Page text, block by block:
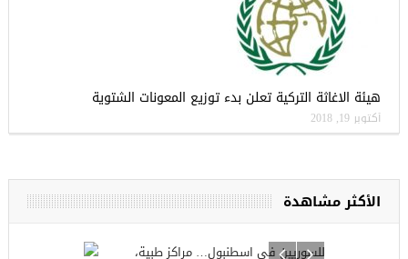
هيئة الاغاثة التركية تعلن بدء توزيع المعونات الشتوية
أكتوبر 19, 2018
الأكثر مشاهدة